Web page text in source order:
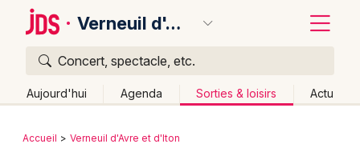
Verneuil d'Avre et d'Iton
Concert, spectacle, etc.
Aujourd'hui Agenda Sorties & loisirs Actu
Publier un événement
Retour
Accueil Verneuil d'Avre et d'Iton
Quoi ?
Où ?